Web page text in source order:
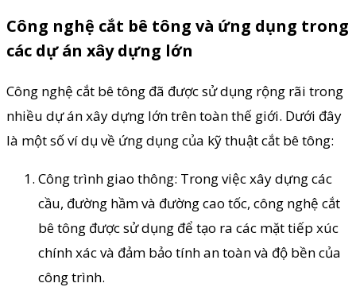
Công nghệ cắt bê tông và ứng dụng trong
các dự án xây dựng lớn
Công nghệ cắt bê tông đã được sử dụng rộng rãi trong
nhiều dự án xây dựng lớn trên toàn thế giới. Dưới đây
là một số ví dụ về ứng dụng của kỹ thuật cắt bê tông:
Công trình giao thông: Trong việc xây dựng các
cầu, đường hầm và đường cao tốc, công nghệ cắt
bê tông được sử dụng để tạo ra các mặt tiếp xúc
chính xác và đảm bảo tính an toàn và độ bền của
công trình.